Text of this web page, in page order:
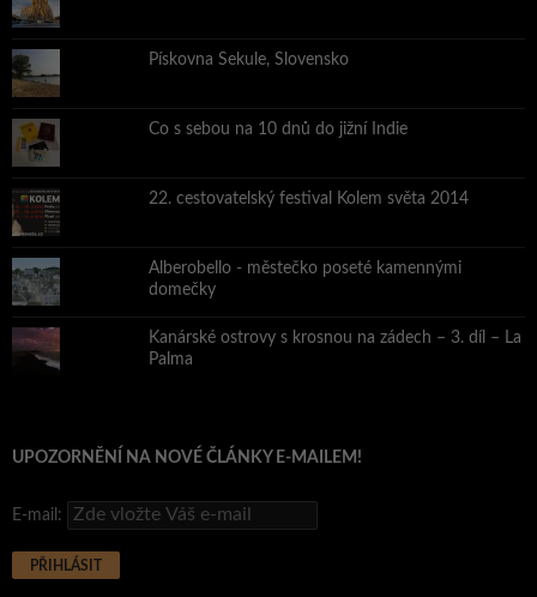
Pískovna Sekule, Slovensko
Co s sebou na 10 dnů do jižní Indie
22. cestovatelský festival Kolem světa 2014
Alberobello - městečko poseté kamennými
domečky
Kanárské ostrovy s krosnou na zádech – 3. díl – La
Palma
UPOZORNĚNÍ NA NOVÉ ČLÁNKY E-MAILEM!
E-mail: